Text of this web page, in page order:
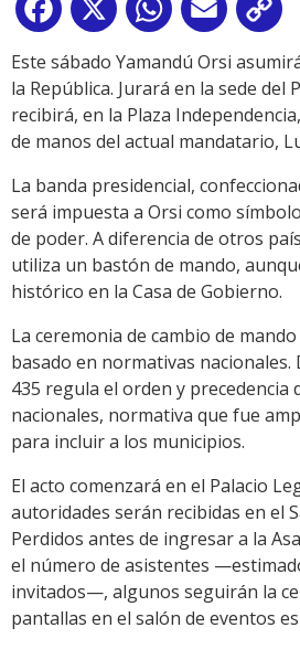
Facebook
X WhatsApp
Email
Este sábado Yamandú Orsi
la República. Jurará en la sede del
recibirá, en la Plaza
de manos del actual mandatario,
La banda presidencial,
será impuesta a Orsi como
de poder. A diferencia de otros
utiliza un bastón de mando,
histórico en la Casa de Gobierno.
La ceremonia de cambio de
basado en normativas nacionales.
435 regula el orden y precedencia
nacionales, normativa que fue
para incluir a los municipios.
El acto comenzará en el Palacio
autoridades serán recibidas en el
Perdidos antes de ingresar a la
el número de asistentes
invitados—, algunos seguirán la
pantallas en el salón de eventos